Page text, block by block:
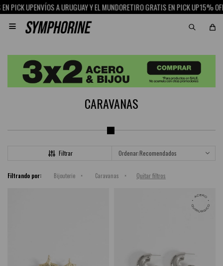
A URUGUAY Y EL MUNDORETIRO GRATIS EN PICK UP15% OFF CON

CARAVANAS
Recomendados
Filtrando por: Bijouterie Caravanas Quitar filtros